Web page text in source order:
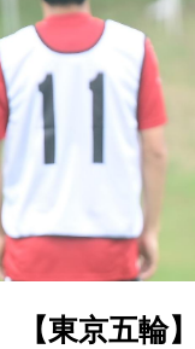
【東京五輪